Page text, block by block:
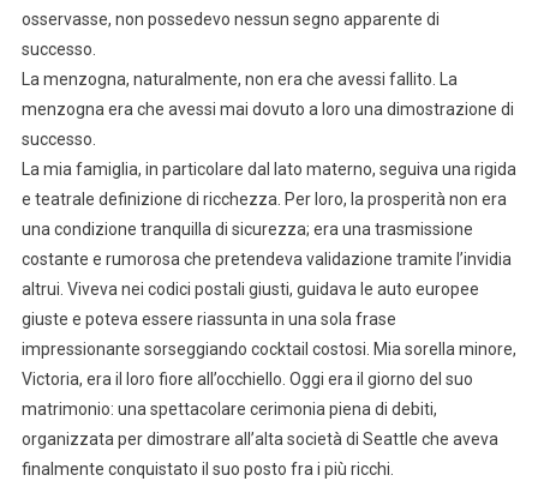
osservasse, non possedevo nessun segno apparente di
successo.
La menzogna, naturalmente, non era che avessi fallito. La
menzogna era che avessi mai dovuto a loro una dimostrazione di
successo.
La mia famiglia, in particolare dal lato materno, seguiva una rigida
e teatrale definizione di ricchezza. Per loro, la prosperità non era
una condizione tranquilla di sicurezza; era una trasmissione
costante e rumorosa che pretendeva validazione tramite l’invidia
altrui. Viveva nei codici postali giusti, guidava le auto europee
giuste e poteva essere riassunta in una sola frase
impressionante sorseggiando cocktail costosi. Mia sorella minore,
Victoria, era il loro fiore all’occhiello. Oggi era il giorno del suo
matrimonio: una spettacolare cerimonia piena di debiti,
organizzata per dimostrare all’alta società di Seattle che aveva
finalmente conquistato il suo posto fra i più ricchi.